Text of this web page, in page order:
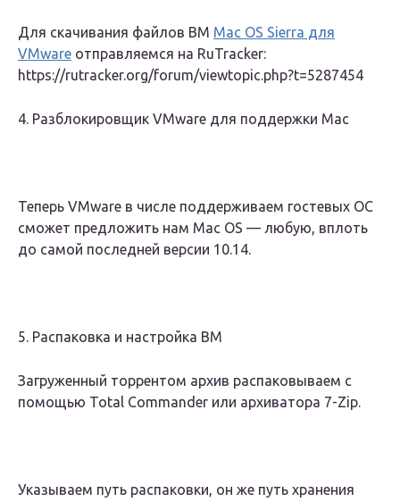
Для скачивания файлов ВМ Mac OS Sierra для
VMware отправляемся на RuTracker:
https://rutracker.org/forum/viewtopic.php?t=5287454
4. Разблокировщик VMware для поддержки Mac
Теперь VMware в числе поддерживаем гостевых ОС
сможет предложить нам Mac OS — любую, вплоть
до самой последней версии 10.14.
5. Распаковка и настройка ВМ
Загруженный торрентом архив распаковываем с
помощью Total Commander или архиватора 7-Zip.
Указываем путь распаковки, он же путь хранения